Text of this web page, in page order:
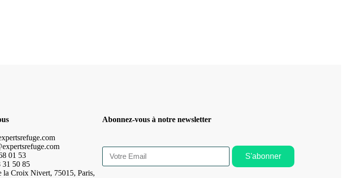
01 53
31 50 85
la Croix Nivert, 75015, Paris,
Abonnez-vous à notre newsletter
S'abonner